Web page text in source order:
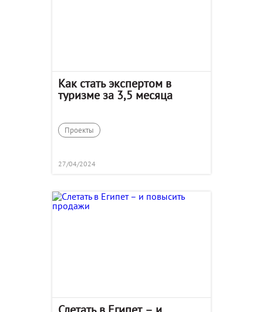
Как стать экспертом в
туризме за 3,5 месяца
Проекты
27/04/2024